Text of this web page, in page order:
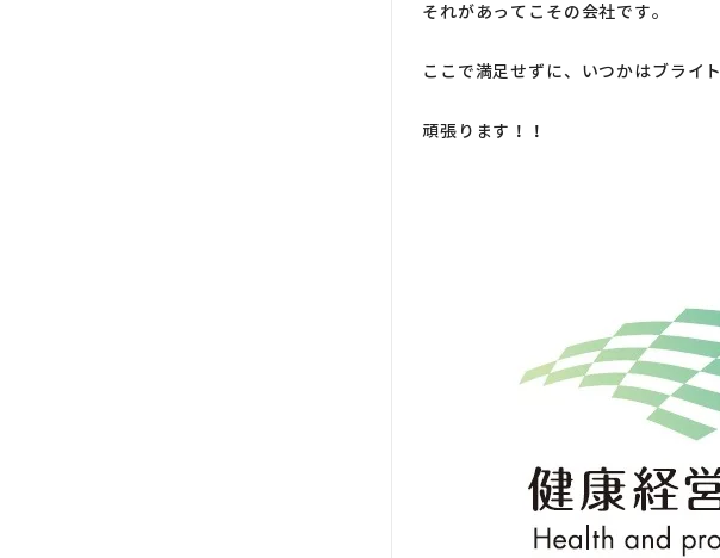
それがあってこその会社です。
ここで満足せずに、いつかはブライ
頑張ります！！